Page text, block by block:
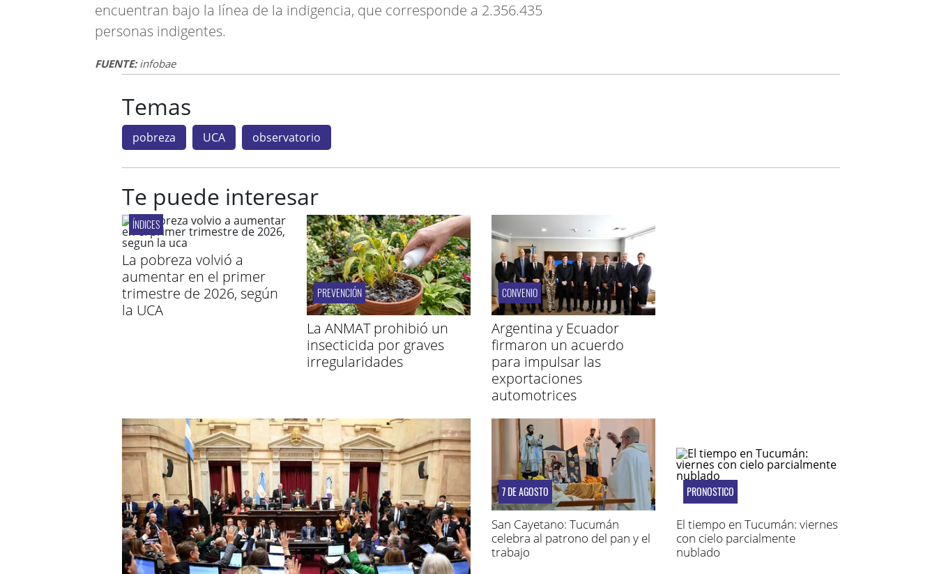
encuentran bajo la línea de la indigencia, que corresponde a 2.356.435
personas indigentes.
FUENTE:infobae
Temas
pobreza UCA observatorio
Te puede interesar
ÍNDICES
La pobreza volvió a
aumentar en el primer
trimestre de 2026, según
la UCA
PREVENCIÓN
La ANMAT prohibió un
insecticida por graves
irregularidades
CONVENIO
Argentina y Ecuador
firmaron un acuerdo
para impulsar las
exportaciones
automotrices
7 DE AGOSTO
San Cayetano: Tucumán
celebra al patrono del pan y el
trabajo
PRONOSTICO
El tiempo en Tucumán: viernes
con cielo parcialmente
nublado